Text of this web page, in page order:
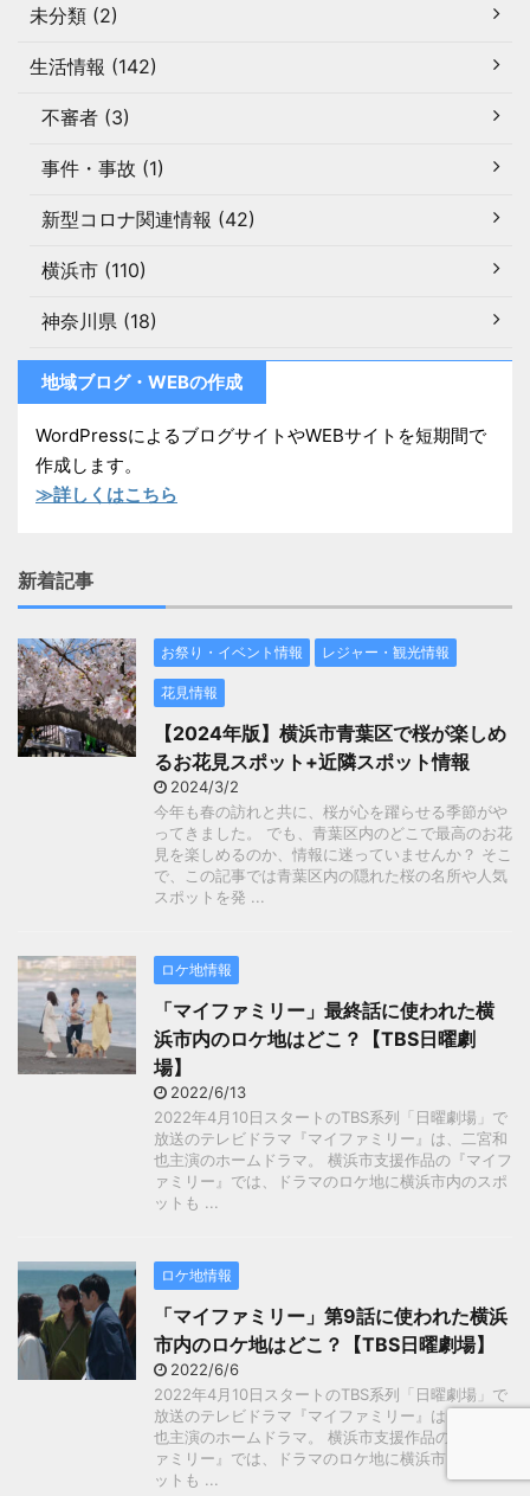
未分類 (2)
生活情報 (142)
不審者 (3)
事件・事故 (1)
新型コロナ関連情報 (42)
横浜市 (110)
神奈川県 (18)
地域ブログ・WEBの作成
WordPressによるブログサイトやWEBサイトを短期間で
作成します。
≫詳しくはこちら
新着記事
お祭り・イベント情報 レジャー・観光情報
花見情報
【2024年版】横浜市青葉区で桜が楽しめ
るお花見スポット+近隣スポット情報
2024/3/2
今年も春の訪れと共に、桜が心を躍らせる季節がや
ってきました。 でも、青葉区内のどこで最高のお花
見を楽しめるのか、情報に迷っていませんか？ そこ
で、この記事では青葉区内の隠れた桜の名所や人気
スポットを発 ...
ロケ地情報
「マイファミリー」最終話に使われた横
浜市内のロケ地はどこ？【TBS日曜劇
場】
2022/6/13
2022年4月10日スタートのTBS系列「日曜劇場」で
放送のテレビドラマ『マイファミリー』は、二宮和
也主演のホームドラマ。 横浜市支援作品の『マイフ
ァミリー』では、ドラマのロケ地に横浜市内のスポ
ットも ...
ロケ地情報
「マイファミリー」第9話に使われた横浜
市内のロケ地はどこ？【TBS日曜劇場】
2022/6/6
2022年4月10日スタートのTBS系列「日曜劇場」で
放送のテレビドラマ『マイファミリー』は、二宮和
也主演のホームドラマ。 横浜市支援作品の『マイフ
ァミリー』では、ドラマのロケ地に横浜市内のスポ
ットも ...